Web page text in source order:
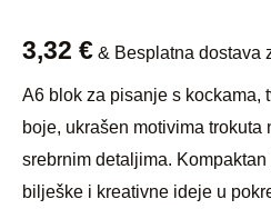
3,32 € & Besplatna dostava
A6 blok za pisanje s kockama,
boje, ukrašen motivima
srebrnim detaljima.
bilješke i kreativne ideje u